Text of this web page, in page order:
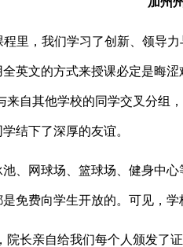
程里，我们学习了创新、领导
英文的方式来授课必定是晦
来自其他学校的同学交叉分组
结下了深厚的友谊。
、网球场、篮球场、健身中
免费向学生开放的。可见，
院长亲自给我们每个人颁发了